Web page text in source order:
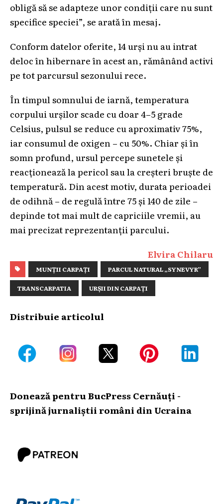
obligă să se adapteze unor condiții care nu sunt
specifice speciei”, se arată în mesaj.
Conform datelor oferite, 14 urși nu au intrat
deloc în hibernare în acest an, rămânând activi
pe tot parcursul sezonului rece.
În timpul somnului de iarnă, temperatura
corpului urșilor scade cu doar 4–5 grade
Celsius, pulsul se reduce cu aproximativ 75%,
iar consumul de oxigen – cu 50%. Chiar și în
somn profund, ursul percepe sunetele și
reacționează la pericol sau la creșteri bruște de
temperatură. Din acest motiv, durata perioadei
de odihnă – de regulă între 75 și 140 de zile –
depinde tot mai mult de capriciile vremii, au
mai precizat reprezentanții parcului.
Elvira Chilaru
MUNȚII CARPAȚI PARCUL NATURAL „SYNEVYR”
TRANSCARPATIA URȘII DIN CARPAȚI
Distribuie articolul
Donează pentru BucPress Cernăuți -
sprijină jurnaliștii români din Ucraina